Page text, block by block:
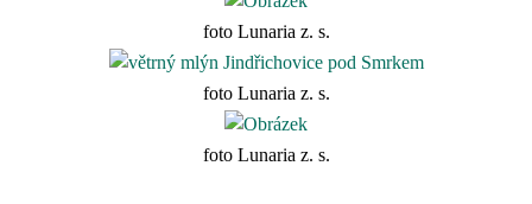
foto Lunaria z. s.
foto Lunaria z. s.
foto Lunaria z. s.